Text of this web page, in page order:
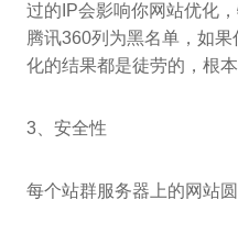
过的IP会影响你网站优化
腾讯360列为黑名单，如
化的结果都是徒劳的，根本
3、安全性
每个站群服务器上的网站